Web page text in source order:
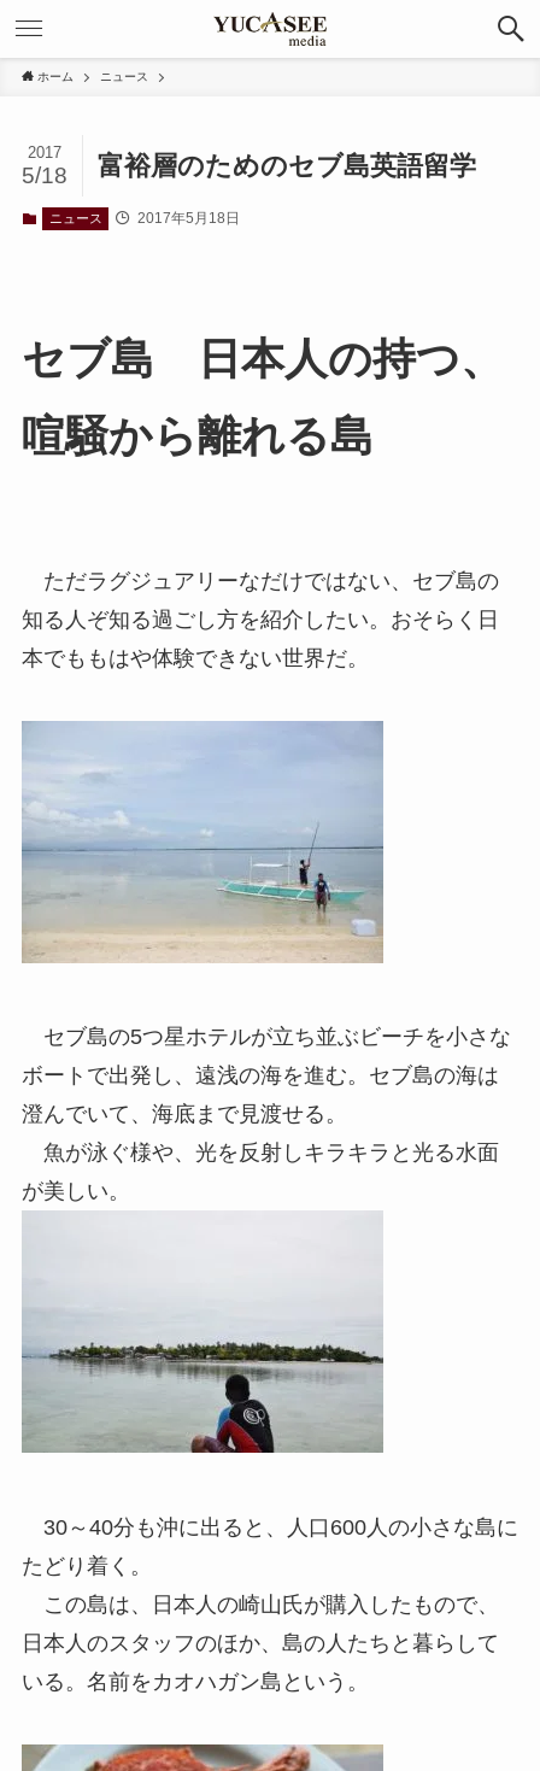
ホーム ニュース
富裕層のためのセブ島英語留学
2017
5/18
ニュース 2017年5月18日
セブ島 日本人の持つ、
喧騒から離れる島
ただラグジュアリーなだけではない、セブ島の
知る人ぞ知る過ごし方を紹介したい。おそらく日
本でももはや体験できない世界だ。
セブ島の5つ星ホテルが立ち並ぶビーチを小さな
ボートで出発し、遠浅の海を進む。セブ島の海は
澄んでいて、海底まで見渡せる。
魚が泳ぐ様や、光を反射しキラキラと光る水面
が美しい。
30～40分も沖に出ると、人口600人の小さな島に
たどり着く。
この島は、日本人の崎山氏が購入したもので、
日本人のスタッフのほか、島の人たちと暮らして
いる。名前をカオハガン島という。